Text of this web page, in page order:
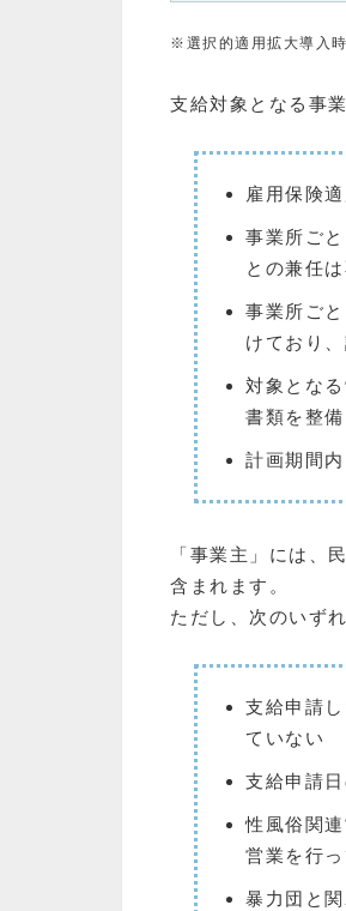
※選択的適用拡大導入
支給対象となる事
雇用保険
事業所ご
との兼任は
事業所ご
けており
対象とな
書類を整
計画期間
「事業主」には、
含まれます。
ただし、次のいず
支給申請
ていない
支給申請
性風俗関
営業を行
暴力団と